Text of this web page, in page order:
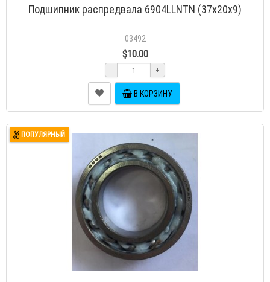
Подшипник распредвала 6904LLNTN (37х20х9)
03492
$10.00
- +
В КОРЗИНУ
ПОПУЛЯРНЫЙ